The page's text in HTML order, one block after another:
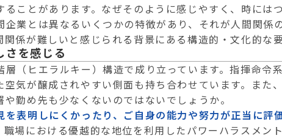
ることがあります。なぜそのように感じやすく、時には
業とは異なるいくつかの特徴があり、それが人間関係
係が難しいと感じられる背景にある構造的・文化的な
さを感じる
（ヒエラルキー）構造で成り立っています。指揮命令
気が醸成されやすい側面も持ち合わせています。また
勤め先も少なくないのではないでしょうか。
表明しにくかったり、ご自身の能力や努力が正当に評
職場における優越的な地位を利用したパワーハラスメン